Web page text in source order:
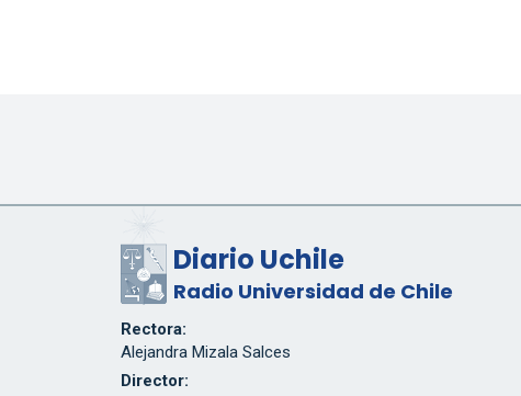
Diario Uchile
Radio Universidad de Chile
Rectora:
Alejandra Mizala Salces
Director: